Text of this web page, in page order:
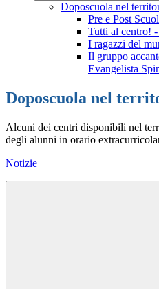
Doposcuola nel
Pre e Post
Tutti al centro!
I ragazzi del
Il gruppo
Evangelista
Doposcuola nel
Alcuni dei centri disponibili nel
degli alunni in orario
Notizie